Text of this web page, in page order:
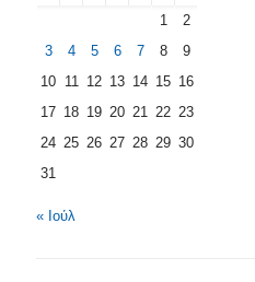
1
2
3
4 5 6 7 8
9
10 11 12 13 14 15 16
17 18 19 20 21 22 23
24 25 26 27 28 29 30
31
« Ιούλ